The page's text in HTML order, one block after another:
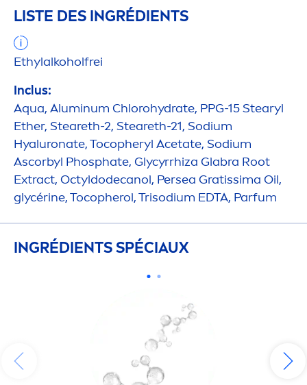
LISTE DES INGRÉDIENTS
Ethylalkoholfrei
Inclus:
Aqua, Aluminum Chlorohydrate, PPG-15 Stearyl
Ether, Steareth-2, Steareth-21, Sodium
Hyaluronate, Tocopheryl Acetate, Sodium
Ascorbyl Phosphate, Glycyrrhiza Glabra Root
Extract, Octyldodecanol, Persea Gratissima Oil,
glycérine, Tocopherol, Trisodium EDTA, Parfum
INGRÉDIENTS SPÉCIAUX